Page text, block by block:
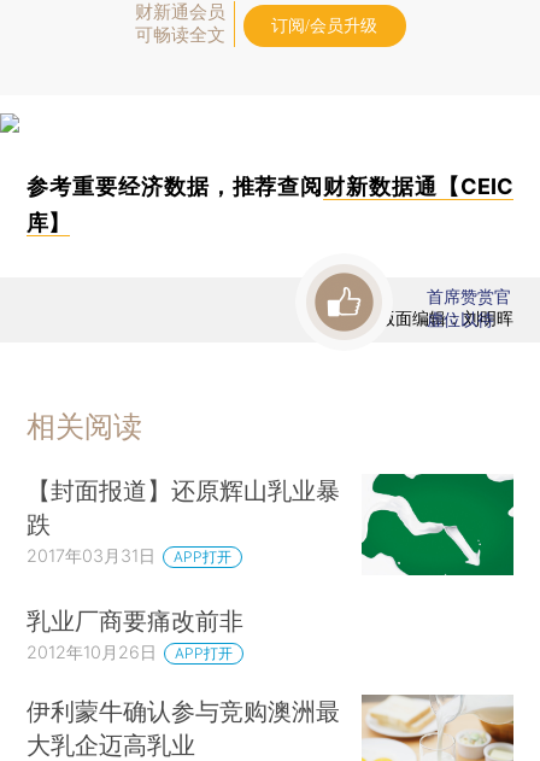
财新通会员
可畅读全文
订阅/会员升级
参考重要经济数据，推荐查阅财新数据通【CEIC
库】
版面编辑：刘明晖
首席赞赏官
虚位以待
相关阅读
【封面报道】还原辉山乳业暴
跌
2017年03月31日 APP打开
乳业厂商要痛改前非
2012年10月26日 APP打开
伊利蒙牛确认参与竞购澳洲最
大乳企迈高乳业